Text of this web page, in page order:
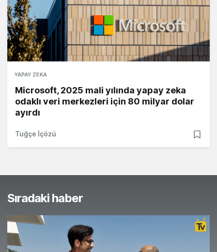
YAPAY ZEKA
Microsoft, 2025 mali yılında yapay zeka
odaklı veri merkezleri için 80 milyar dolar
ayırdı
Tuğçe İçözü
Sıradaki haber